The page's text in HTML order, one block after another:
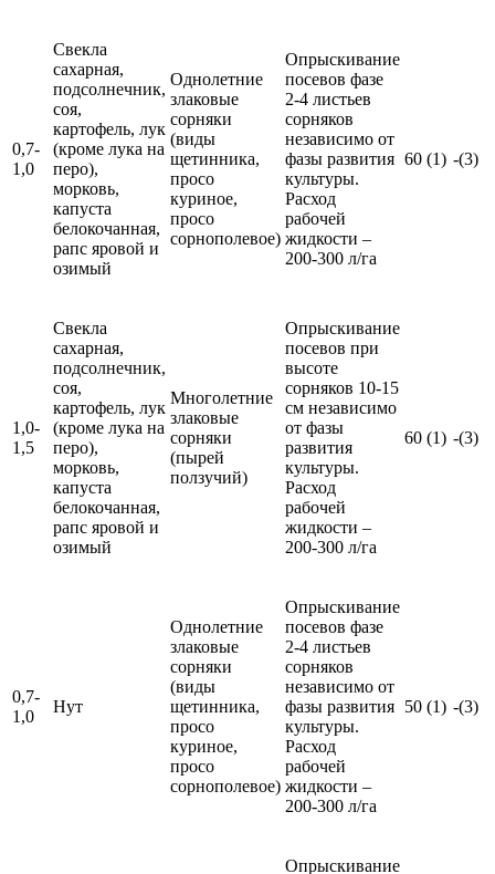
0,7-
1,0
Свекла
сахарная,
подсолнечник,
соя,
картофель, лук
(кроме лука на
перо),
морковь,
капуста
белокочанная,
рапс яровой и
озимый
Однолетние
злаковые
сорняки
(виды
щетинника,
просо
куриное,
просо
сорнополевое)
Опрыскивание
посевов фазе
2-4 листьев
сорняков
независимо от
фазы развития
культуры.
Расход
рабочей
жидкости –
200-300 л/га
60 (1) -(3)
1,0-
1,5
Свекла
сахарная,
подсолнечник,
соя,
картофель, лук
(кроме лука на
перо),
морковь,
капуста
белокочанная,
рапс яровой и
озимый
Многолетние
злаковые
сорняки
(пырей
ползучий)
Опрыскивание
посевов при
высоте
сорняков 10-15
см независимо
от фазы
развития
культуры.
Расход
рабочей
жидкости –
200-300 л/га
60 (1) -(3)
0,7-
1,0
Нут
Однолетние
злаковые
сорняки
(виды
щетинника,
просо
куриное,
просо
сорнополевое)
Опрыскивание
посевов фазе
2-4 листьев
сорняков
независимо от
фазы развития
культуры.
Расход
рабочей
жидкости –
200-300 л/га
50 (1) -(3)
Опрыскивание